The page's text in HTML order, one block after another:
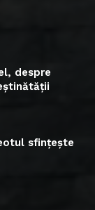
despre
sfințește